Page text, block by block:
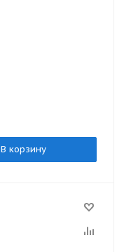
В корзину